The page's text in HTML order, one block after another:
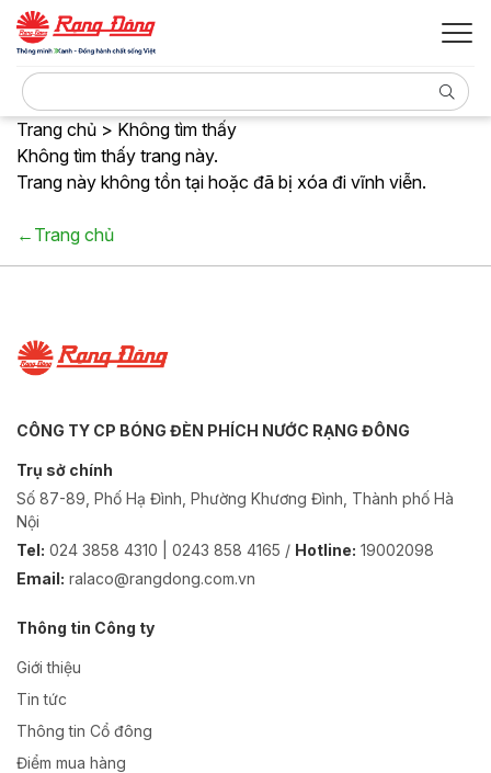
Trang chủ > Không tìm thấy
Không tìm thấy trang này.
Trang này không tồn tại hoặc đã bị xóa đi vĩnh viễn.
←Trang chủ
CÔNG TY CP BÓNG ĐÈN PHÍCH NƯỚC RẠNG ĐÔNG
Trụ sở chính
Số 87-89, Phố Hạ Đình, Phường Khương Đình, Thành phố Hà
Nội
Tel: 024 3858 4310 | 0243 858 4165 / Hotline: 19002098
Email: ralaco@rangdong.com.vn
Thông tin Công ty
Giới thiệu
Tin tức
Thông tin Cổ đông
Điểm mua hàng